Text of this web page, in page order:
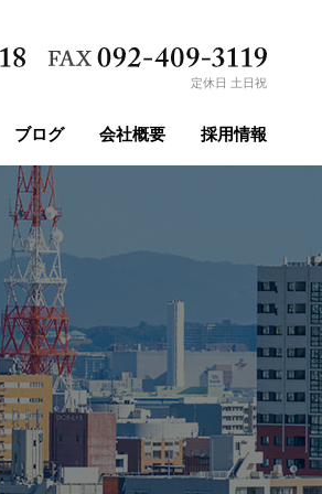
定休日 土日祝
ブログ 会社概要 採用情報